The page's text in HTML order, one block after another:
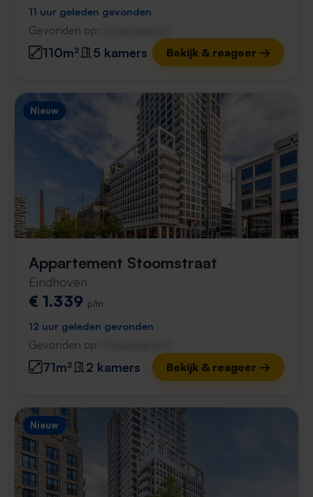
11 uur geleden gevonden
Gevonden op:
110m² 5 kamers Bekijk & reageer →
Nieuw
Appartement Stoomstraat
Eindhoven
€ 1.339 p/m
12 uur geleden gevonden
Gevonden op:
71m² 2 kamers Bekijk & reageer →
Nieuw